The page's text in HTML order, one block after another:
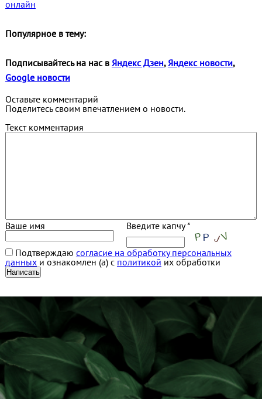
онлайн
Популярное в тему:
Подписывайтесь на нас в Яндекс Дзен,Яндекс новости,
Google новости
Оставьте комментарий
Поделитесь своим впечатлением о новости.
Текст комментария
Ваше имя Введите капчу *
Подтверждаю согласие на обработку персональных
данныхи ознакомлен (а) с политикой их обработки